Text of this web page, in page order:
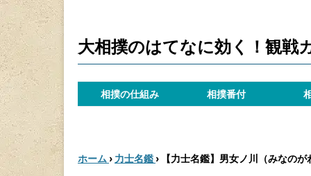
大相撲のはてなに効く！観戦
相撲の仕組み 相撲番付
ホーム › 力士名鑑 › 【力士名鑑】男女ノ川（みなの